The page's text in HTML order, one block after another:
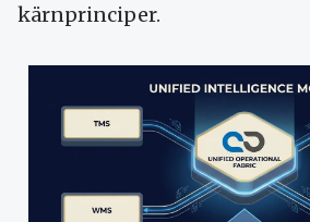
kärnprinciper.